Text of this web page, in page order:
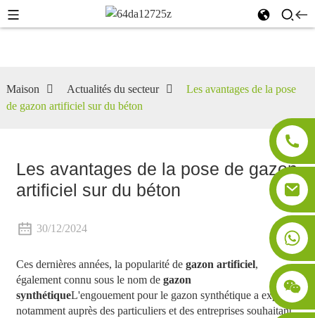
Maison Actualités du secteur
Les avantages de la pose
de gazon artificiel sur du béton
Les avantages de la pose de gazon
artificiel sur du béton
30/12/2024
Ces dernières années, la popularité de gazon artificiel,
également connu sous le nom de gazon
synthétiqueL'engouement pour le gazon synthétique a explosé,
notamment auprès des particuliers et des entreprises souhaitant